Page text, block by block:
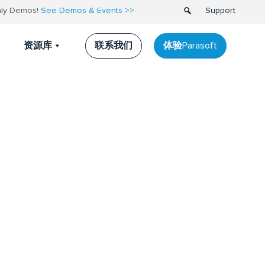
Demos! See Demos & Events >> Support
资源库 联系我们 体验Parasoft